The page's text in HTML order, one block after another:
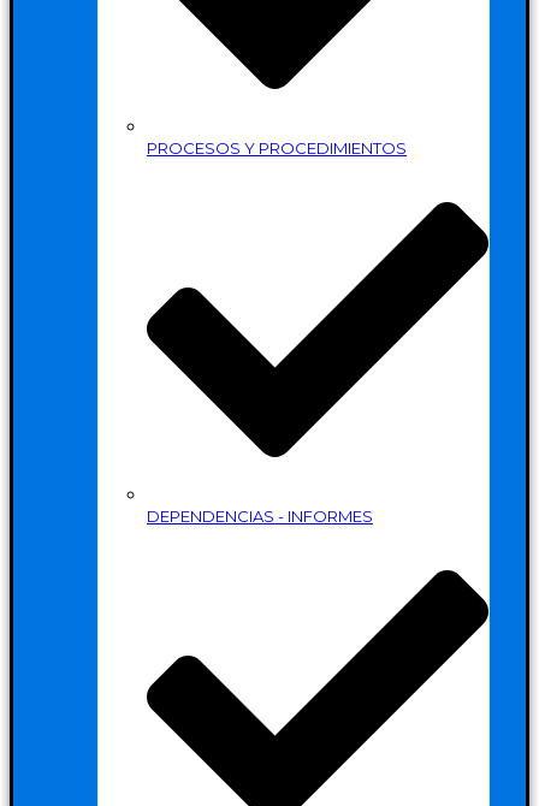
PROCESOS Y PROCEDIMIENTOS
DEPENDENCIAS - INFORMES